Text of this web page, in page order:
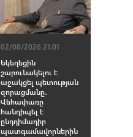
02/08/2026 21:01
Եկեղեցին
շարունակելու է
աջակցել պետության
զորացմանը․
Վեհափառը
հանդիպել է
ընդդիմադիր
պատգամավորներին